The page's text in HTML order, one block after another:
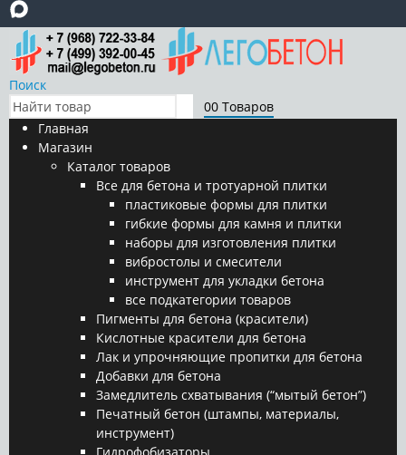
Поиск
00 Товаров
Главная
Магазин
Каталог товаров
Все для бетона и тротуарной плитки
пластиковые формы для плитки
гибкие формы для камня и плитки
наборы для изготовления плитки
вибростолы и смесители
инструмент для укладки бетона
все подкатегории товаров
Пигменты для бетона (красители)
Кислотные красители для бетона
Лак и упрочняющие пропитки для бетона
Добавки для бетона
Замедлитель схватывания (“мытый бетон”)
Печатный бетон (штампы, материалы,
инструмент)